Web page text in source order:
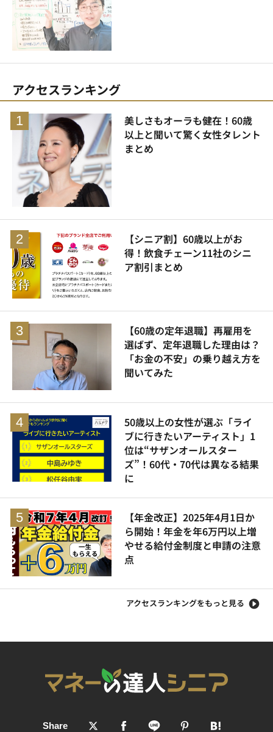
アクセスランキング
美しさもオーラも健在！60歳
以上と聞いて驚く女性タレント
まとめ
【シニア割】60歳以上がお
得！飲食チェーン11社のシニ
ア割引まとめ
【60歳の定年退職】再雇用を
選ばず、定年退職した理由は？
「お金の不安」の乗り越え方を
聞いてみた
50歳以上の女性が選ぶ「ライ
ブに行きたいアーティスト」1
位は“サザンオールスター
ズ”！60代・70代は異なる結果
に
【年金改正】2025年4月1日か
ら開始！年金を年6万円以上増
やせる給付金制度と申請の注意
点
アクセスランキングをもっと見る